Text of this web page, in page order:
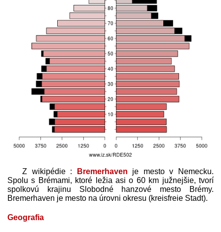
Z wikipédie : Bremerhaven je mesto v Nemecku.
Spolu s Brémami, ktoré ležia asi o 60 km južnejšie, tvorí
spolkovú krajinu Slobodné hanzové mesto Brémy.
Bremerhaven je mesto na úrovni okresu (kreisfreie Stadt).
Geografia